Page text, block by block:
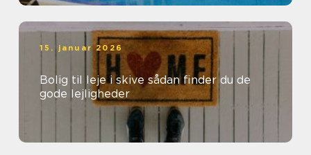
15. januar 2026
Bolig til leje i skive sådan finder du de
gode lejligheder